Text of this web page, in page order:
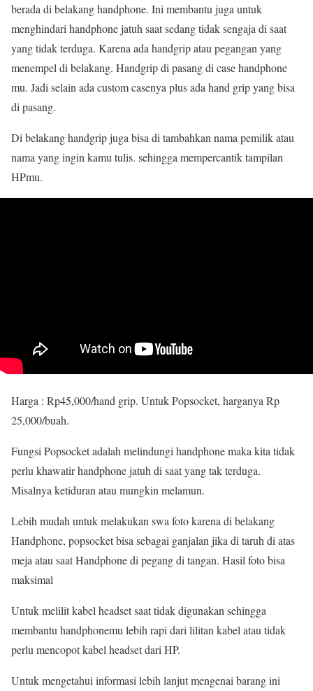
berada di belakang handphone. Ini membantu juga untuk
menghindari handphone jatuh saat sedang tidak sengaja di saat
yang tidak terduga. Karena ada handgrip atau pegangan yang
menempel di belakang. Handgrip di pasang di case handphone
mu. Jadi selain ada custom casenya plus ada hand grip yang bisa
di pasang.
Di belakang handgrip juga bisa di tambahkan nama pemilik atau
nama yang ingin kamu tulis. sehingga mempercantik tampilan
HPmu.
Harga : Rp45,000/hand grip. Untuk Popsocket, harganya Rp
25,000/buah.
Fungsi Popsocket adalah melindungi handphone maka kita tidak
perlu khawatir handphone jatuh di saat yang tak terduga.
Misalnya ketiduran atau mungkin melamun.
Lebih mudah untuk melakukan swa foto karena di belakang
Handphone, popsocket bisa sebagai ganjalan jika di taruh di atas
meja atau saat Handphone di pegang di tangan. Hasil foto bisa
maksimal
Untuk melilit kabel headset saat tidak digunakan sehingga
membantu handphonemu lebih rapi dari lilitan kabel atau tidak
perlu mencopot kabel headset dari HP.
Untuk mengetahui informasi lebih lanjut mengenai barang ini